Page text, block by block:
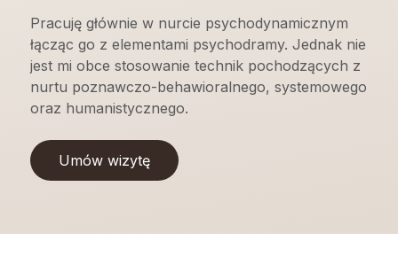
Pracuję głównie w nurcie psychodynamicznym
łącząc go z elementami psychodramy. Jednak nie
jest mi obce stosowanie technik pochodzących z
nurtu poznawczo-behawioralnego, systemowego
oraz humanistycznego.
Umów wizytę